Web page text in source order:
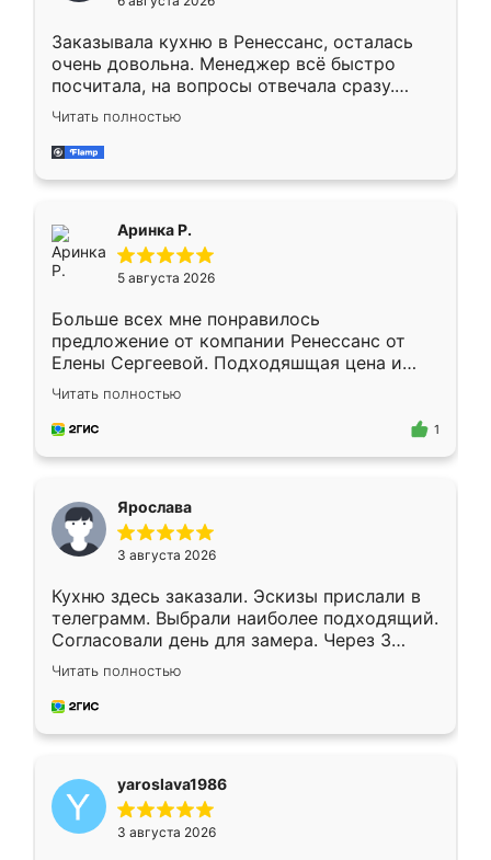
мебели буду заказывать только здесь.
Заказывала кухню в Ренессанс, осталась
очень довольна. Менеджер всё быстро
посчитала, на вопросы отвечала сразу.
Замерщик приехал в субботу, подошёл к
делу со всей ответственностью. Собрали
за день, ребята работали аккуратно, даже
Читать полностью
Аринка Р.
5 августа 2026
Больше всех мне понравилось
предложение от компании Ренессанс от
Елены Сергеевой. Подходяшщая цена и
короткие сроки изготовления. Приехавший
для замера сотрудник Владислав
предложил по моему эскизу самый
Читать полностью
1
Ярослава
3 августа 2026
Кухню здесь заказали. Эскизы прислали в
телеграмм. Выбрали наиболее подходящий.
Согласовали день для замера. Через 3
недели кухня была уже готова. Остались
довольны работой. Спасибо Ренессанс
мебель за качественную работу!
Читать полностью
yaroslava1986
3 августа 2026